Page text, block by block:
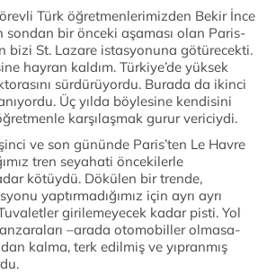
Türk öğretmenlerimizden Bekir İnce
sondan bir önceki aşaması olan Paris-
bizi St. Lazare istasyonuna götürecekti.
hayran kaldım. Türkiye’de yüksek
sürdürüyordu. Burada da ikinci
Üç yılda böylesine kendisini
karşılaşmak gurur vericiydi.
ve son gününde Paris’ten Le Havre
tren seyahati öncekilerle
kötüydü. Dökülen bir trende,
yaptırmadığımız için ayrı ayrı
girilemeyecek kadar pisti. Yol
–arada otomobiller olmasa-
kalma, terk edilmiş ve yıpranmış